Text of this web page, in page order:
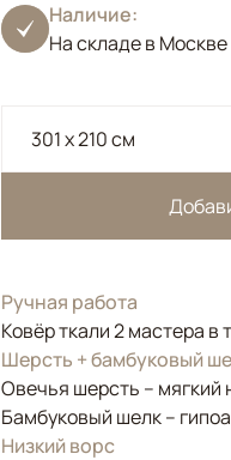
Наличие:
На складе в Москве
301 x 210 см
Ручная работа
Ковёр ткали 2 мастера в
Шерсть + бамбуковый
Овечья шерсть – мягкий
Бамбуковый шелк –
Низкий ворс